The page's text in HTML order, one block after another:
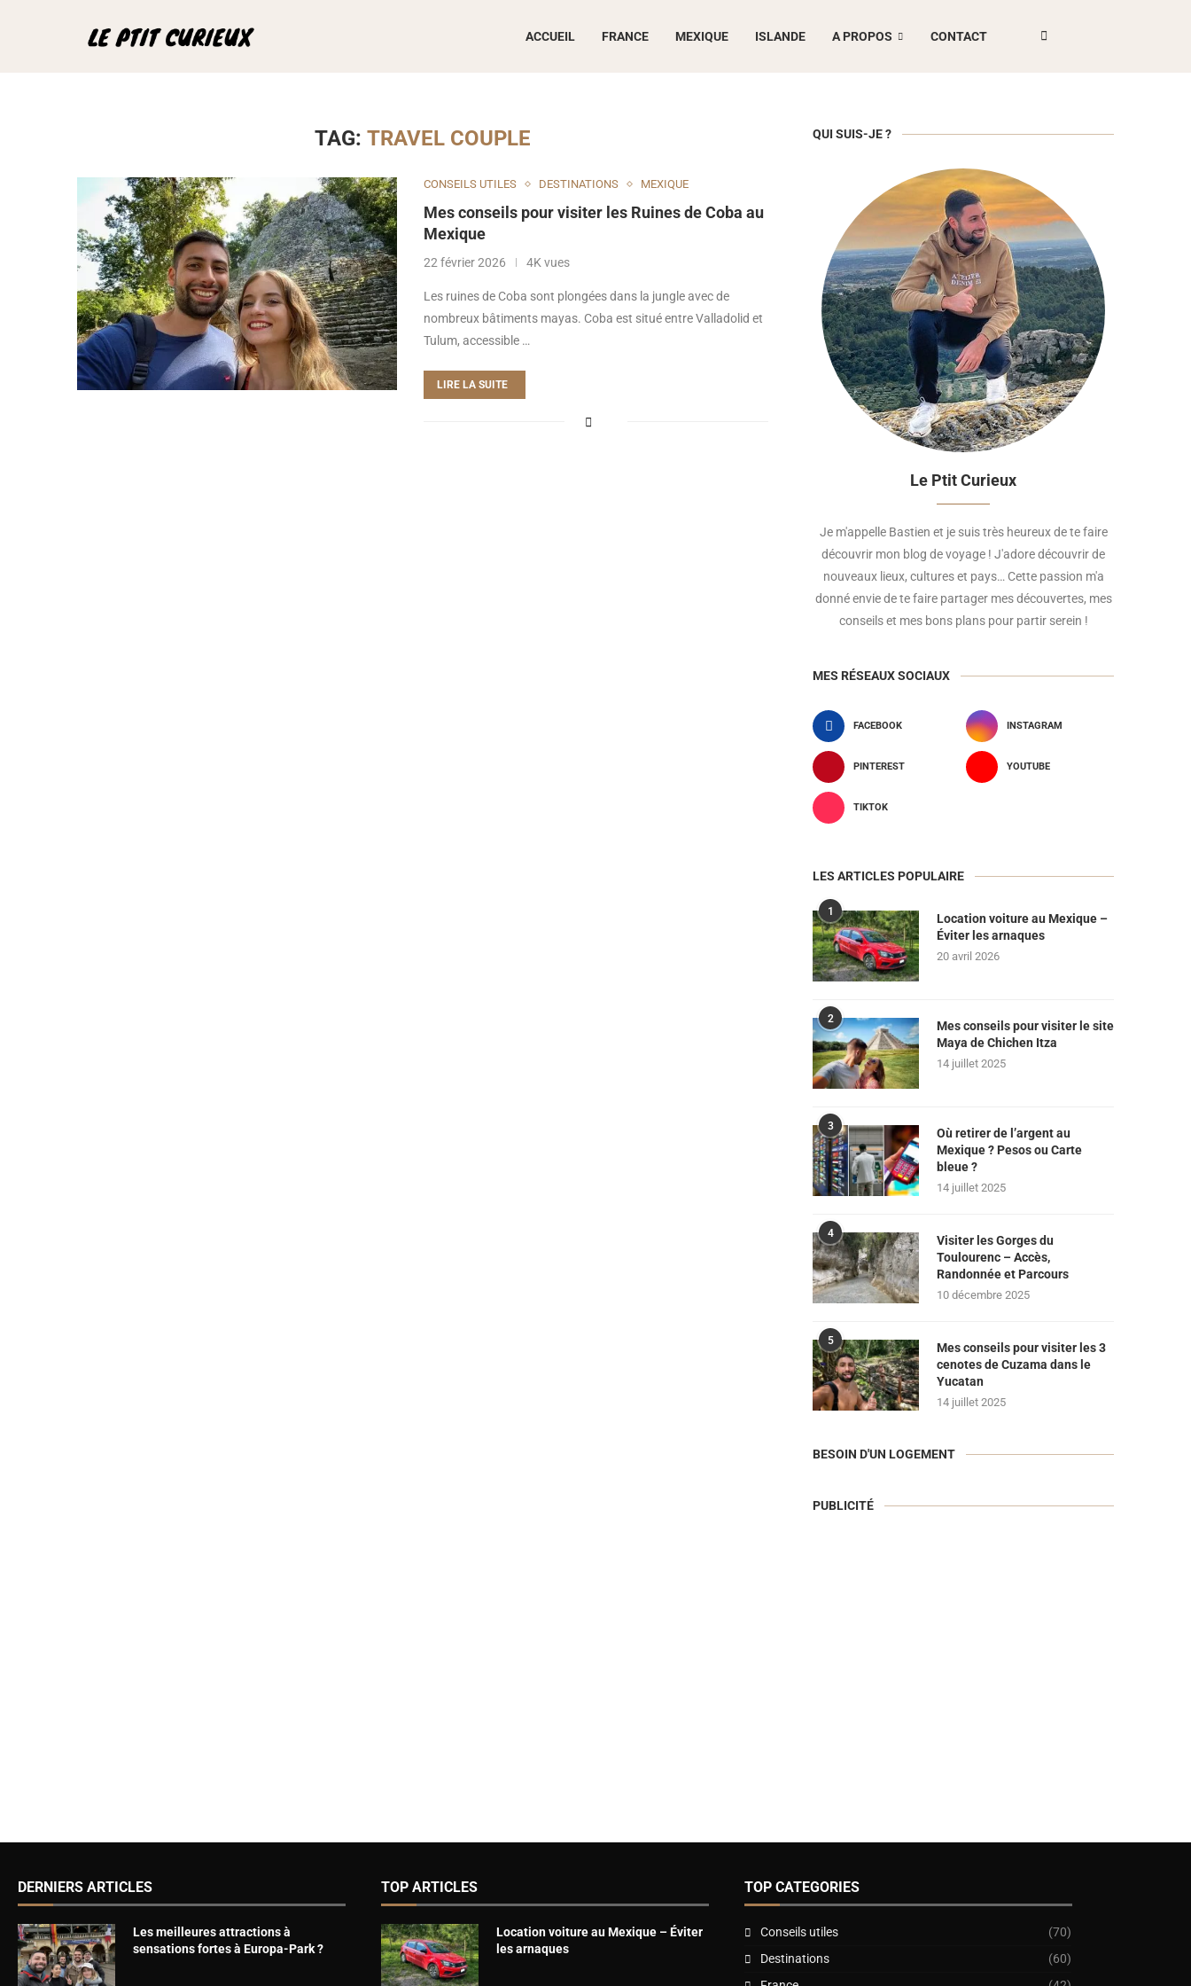
ACCUEIL FRANCE MEXIQUE ISLANDE A PROPOS CONTACT
TAG: TRAVEL COUPLE
CONSEILS UTILES DESTINATIONS MEXIQUE
Mes conseils pour visiter les Ruines de Coba au
Mexique
22 février 2026 4K vues
Les ruines de Coba sont plongées dans la jungle avec de
nombreux bâtiments mayas. Coba est situé entre Valladolid et
Tulum, accessible …
LIRE LA SUITE
QUI SUIS-JE ?
Le Ptit Curieux
Je m'appelle Bastien et je suis très heureux de te faire
découvrir mon blog de voyage ! J'adore découvrir de
nouveaux lieux, cultures et pays… Cette passion m'a
donné envie de te faire partager mes découvertes, mes
conseils et mes bons plans pour partir serein !
MES RÉSEAUX SOCIAUX
FACEBOOK INSTAGRAM
PINTEREST YOUTUBE
TIKTOK
LES ARTICLES POPULAIRE
1
Location voiture au Mexique –
Éviter les arnaques
20 avril 2026
2
Mes conseils pour visiter le site
Maya de Chichen Itza
14 juillet 2025
3
Où retirer de l’argent au
Mexique ? Pesos ou Carte
bleue ?
14 juillet 2025
4
Visiter les Gorges du
Toulourenc – Accès,
Randonnée et Parcours
10 décembre 2025
5
Mes conseils pour visiter les 3
cenotes de Cuzama dans le
Yucatan
14 juillet 2025
BESOIN D'UN LOGEMENT
PUBLICITÉ
DERNIERS ARTICLES
Les meilleures attractions à
sensations fortes à Europa-Park ?
TOP ARTICLES
Location voiture au Mexique – Éviter
les arnaques
TOP CATEGORIES
Conseils utiles
(70)
Destinations
(60)